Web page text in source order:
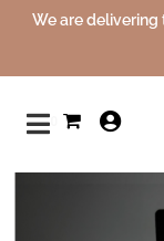
We are delivering
0